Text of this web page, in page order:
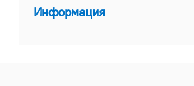
Информация